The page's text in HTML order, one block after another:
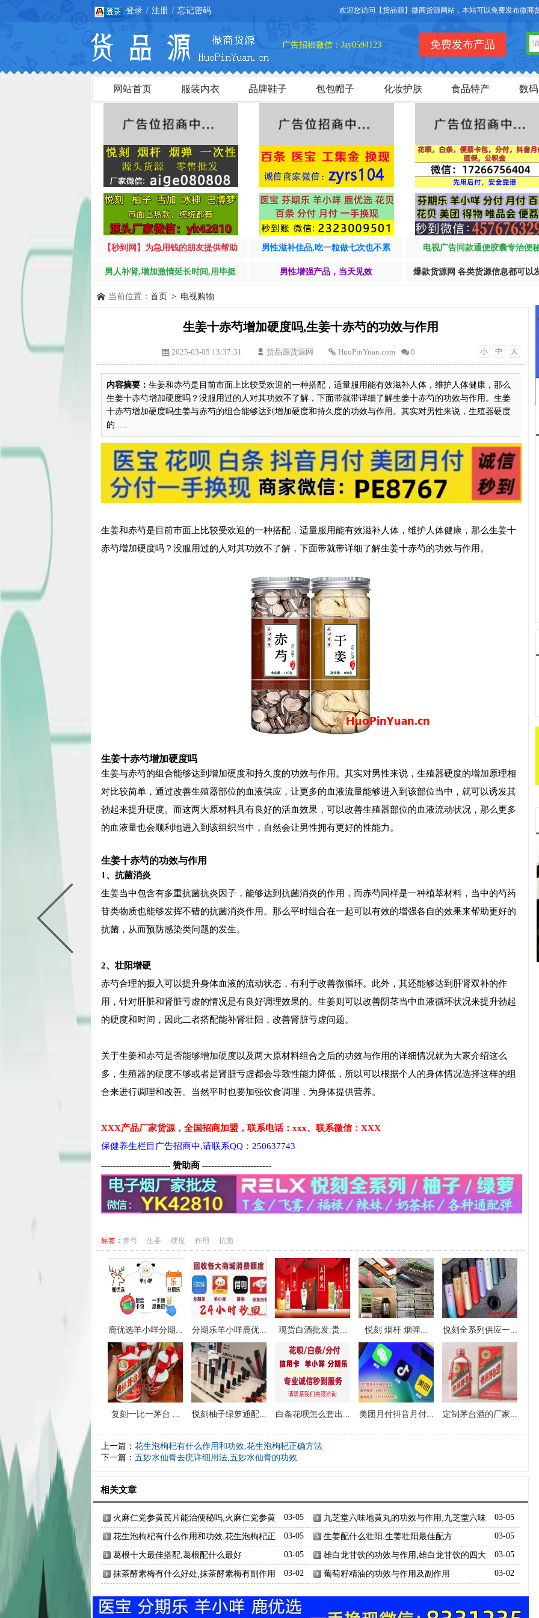
登录 / 注册 / 忘记密码 欢迎您访问【货品源】微商货源网站，本站可以免费发布微商货
广告招租微信：Jay0594123 免费发布产品
网站首页 服装内衣 品牌鞋子 包包帽子 化妆护肤 食品特产 数
【秒到网】为急用钱的朋友提供帮助 男性滋补佳品,吃一粒做七次也不累 电视广告同款通便胶囊专治便
男人补肾,增加激情延长时间,用毕挺 男性增强产品，当天见效 爆款货源网 各类货源信息都可以
当前位置： 首页 > 电视购物
生姜十赤芍增加硬度吗,生姜十赤芍的功效与作用
小 中 大
2025-03-05 13:37:31 货品源货源网 HuoPinYuan.com 0
内容摘要： 生姜和赤芍是目前市面上比较受欢迎的一种搭配，适量服用能有效滋补人体，维护人体健康，那么
生姜十赤芍增加硬度吗？没服用过的人对其功效不了解，下面带就带详细了解生姜十赤芍的功效与作用。生姜
十赤芍增加硬度吗生姜与赤芍的组合能够达到增加硬度和持久度的功效与作用。其实对男性来说，生殖器硬度
的......
生姜和赤芍是目前市面上比较受欢迎的一种搭配，适量服用能有效滋补人体，维护人体健康，那么生姜十
赤芍增加硬度吗？没服用过的人对其功效不了解，下面带就带详细了解生姜十赤芍的功效与作用。
生姜十赤芍增加硬度吗
生姜与赤芍的组合能够达到增加硬度和持久度的功效与作用。其实对男性来说，生殖器硬度的增加原理相
对比较简单，通过改善生殖器部位的血液供应，让更多的血液流量能够进入到该部位当中，就可以诱发其
勃起来提升硬度。而这两大原材料具有良好的活血效果，可以改善生殖器部位的血液流动状况，那么更多
的血液量也会顺利地进入到该组织当中，自然会让男性拥有更好的性能力。
生姜十赤芍的功效与作用
1、抗菌消炎
生姜当中包含有多重抗菌抗炎因子，能够达到抗菌消炎的作用，而赤芍同样是一种植萃材料，当中的芍药
苷类物质也能够发挥不错的抗菌消炎作用。那么平时组合在一起可以有效的增强各自的效果来帮助更好的
抗菌，从而预防感染类问题的发生。
2、壮阳增硬
赤芍合理的摄入可以提升身体血液的流动状态，有利于改善微循环。此外，其还能够达到肝肾双补的作
用，针对肝脏和肾脏亏虚的情况是有良好调理效果的。生姜则可以改善阴茎当中血液循环状况来提升勃起
的硬度和时间，因此二者搭配能补肾壮阳，改善肾脏亏虚问题。
关于生姜和赤芍是否能够增加硬度以及两大原材料组合之后的功效与作用的详细情况就为大家介绍这么
多，生殖器的硬度不够或者是肾脏亏虚都会导致性能力降低，所以可以根据个人的身体情况选择这样的组
合来进行调理和改善。当然平时也要加强饮食调理，为身体提供营养。
XXX产品厂家货源，全国招商加盟，联系电话：xxx、联系微信：XXX
保健养生栏目广告招商中,请联系QQ：250637743
----------------------- 赞助商 -----------------------
标签： 赤芍 生姜 硬度 作用 抗菌
鹿优选羊小咩分期... 分期乐羊小咩鹿优... 现货白酒批发:贵... 悦刻 烟杆 烟弹... 悦刻全系列供应一...
复刻一比一茅台 ... 悦刻柚子绿萝通配... 白条花呗怎么套出... 美团月付抖音月付... 定制茅台酒的厂家...
上一篇： 花生泡枸杞有什么作用和功效,花生泡枸杞正确方法
下一篇： 五妙水仙膏去疣详细用法,五妙水仙膏的功效
相关文章
03-05
火麻仁党参黄芪片能治便秘吗,火麻仁党参黄
芪片的功效与作用
03-05
九芝堂六味地黄丸的功效与作用,九芝堂六味
地黄丸的四大功效
03-05
花生泡枸杞有什么作用和功效,花生泡枸杞正
确方法
03-05
生姜配什么壮阳,生姜壮阳最佳配方
03-05
葛根十大最佳搭配,葛根配什么最好 03-05
雄白龙甘饮的功效与作用,雄白龙甘饮的四大
功效
03-02
抹茶酵素梅有什么好处,抹茶酵素梅有副作用 03-02
葡萄籽精油的功效与作用及副作用